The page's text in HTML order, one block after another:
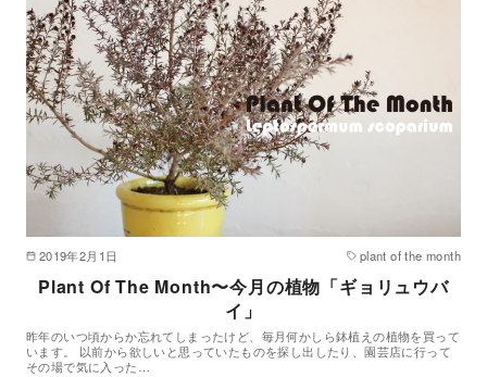
2019年2月1日 plant of the month
Plant Of The Month〜今月の植物「ギョリュウバ
イ」
昨年のいつ頃からか忘れてしまったけど、毎月何かしら鉢植えの植物を買って
います。 以前から欲しいと思っていたものを探し出したり、園芸店に行って
その場で気に入った…